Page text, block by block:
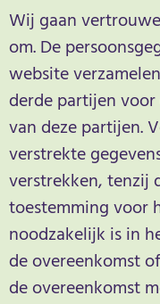
Wij gaan
om. De
website
derde partijen
van deze partijen.
verstrekte
verstrekken, tenzij
toestemming voor
noodzakelijk is in
de overeenkomst
de overeenkomst